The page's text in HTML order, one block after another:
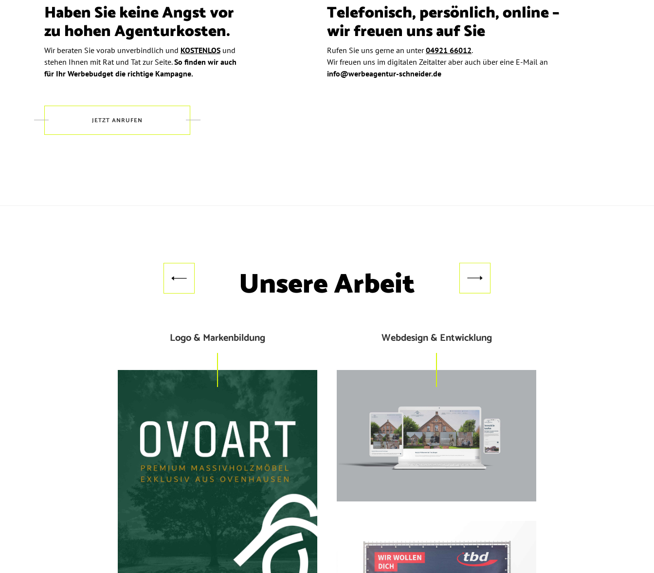
Haben Sie keine Angst vor
zu hohen Agenturkosten.
Wir beraten Sie vorab unverbindlich und KOSTENLOSund
stehen Ihnen mit Rat und Tat zur Seite.So finden wir auch
für Ihr Werbebudget die richtige Kampagne.
Telefonisch, persönlich, online –
wir freuen uns auf Sie
Rufen Sie uns gerne an unter04921 66012.
Wir freuen uns im digitalen Zeitalter aber auch über eine E-Mail an
info@werbeagentur-schneider.de
JETZT ANRUFEN
Unsere Arbeit
Logo & Markenbildung Webdesign & Entwicklung